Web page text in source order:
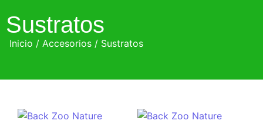
Sustratos
Inicio / Accesorios / Sustratos